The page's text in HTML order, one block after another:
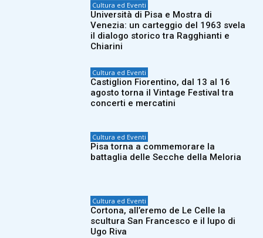
Cultura ed Eventi
Università di Pisa e Mostra di
Venezia: un carteggio del 1963 svela
il dialogo storico tra Ragghianti e
Chiarini
Cultura ed Eventi
Castiglion Fiorentino, dal 13 al 16
agosto torna il Vintage Festival tra
concerti e mercatini
Cultura ed Eventi
Pisa torna a commemorare la
battaglia delle Secche della Meloria
Cultura ed Eventi
Cortona, all’eremo de Le Celle la
scultura San Francesco e il lupo di
Ugo Riva